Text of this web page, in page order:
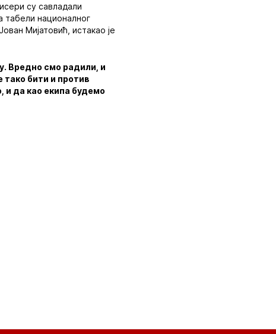
су савладали
табели националног
Мијатовић, истакао је
Вредно смо радили, и
бити и против
и да као екипа будемо